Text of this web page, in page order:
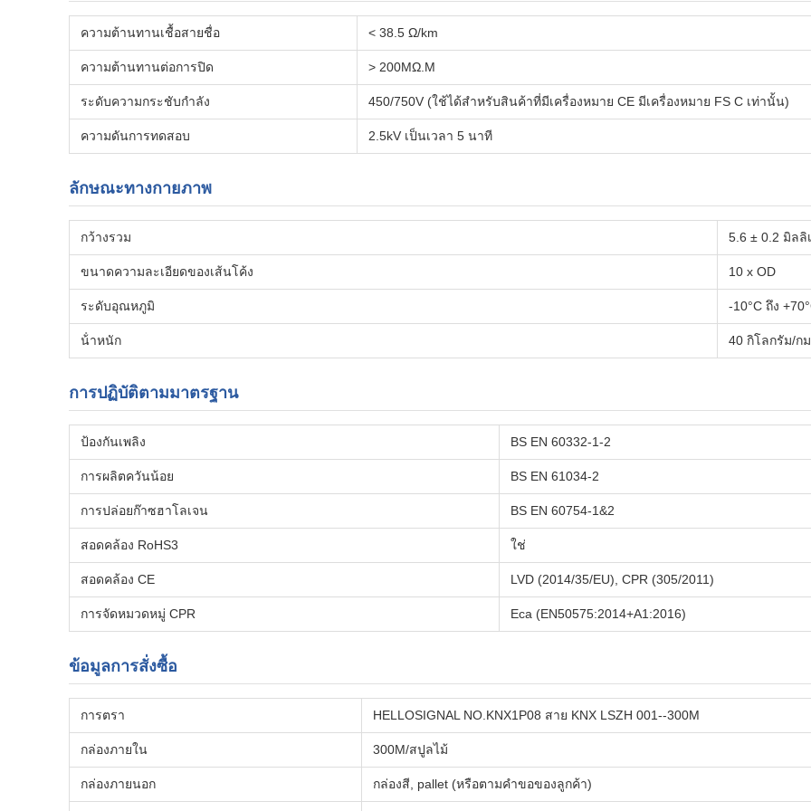
ความต้านทานเชื้อสายชื่อ < 38.5 Ω/km
ความต้านทานต่อการปิด > 200MΩ.M
ระดับความกระชับกําลัง 450/750V (ใช้ได้สําหรับสินค้าที่มีเครื่องหมาย CE มีเครื่องหมาย FS C เท่านั้น)
ความดันการทดสอบ 2.5kV เป็นเวลา 5 นาที
ลักษณะทางกายภาพ
กว้างรวม 5.6 ± 0.2 มิลลิ
ขนาดความละเอียดของเส้นโค้ง 10 x OD
ระดับอุณหภูมิ -10°C ถึง
น้ําหนัก 40 กิโลกรัม/กม
การปฏิบัติตามมาตรฐาน
ป้องกันเพลิง BS EN 60332-1-2
การผลิตควันน้อย BS EN 61034-2
การปล่อยก๊าซฮาโลเจน BS EN 60754-1&2
สอดคล้อง RoHS3 ใช่
สอดคล้อง CE LVD (2014/35/EU), CPR (305/2011)
การจัดหมวดหมู่ CPR Eca (EN50575:2014+A1:2016)
ข้อมูลการสั่งซื้อ
การตรา HELLOSIGNAL NO.KNX1P08 สาย KNX LSZH 001--300M
กล่องภายใน 300M/สปูลไม้
กล่องภายนอก กล่องสี, pallet (หรือตามคําขอของลูกค้า)